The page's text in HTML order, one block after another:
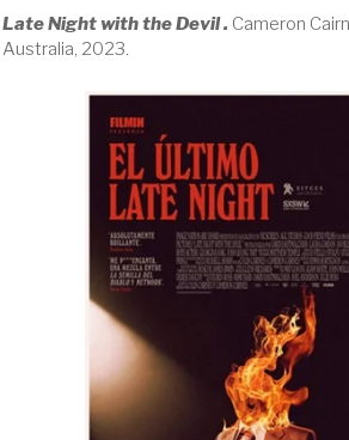
Late Night with the Devil . Cameron
Australia, 2023.